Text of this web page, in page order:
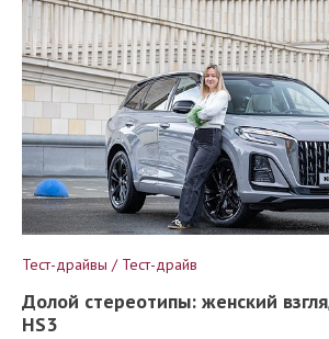
Тест-драйвы / Тест-драйв
Долой стереотипы: женский
HS3